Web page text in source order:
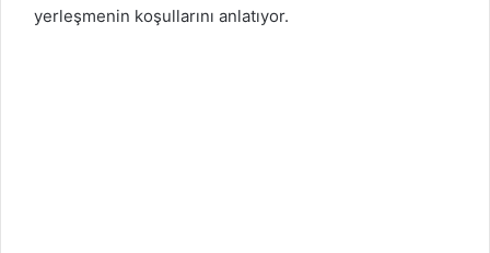
yerleşmenin koşullarını anlatıyor.